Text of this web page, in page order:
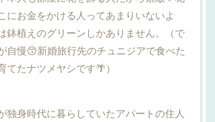
にお金をかける人ってあまりいないよ
鉢植えのグリーンしかありません。（で
自慢😙新婚旅行先のチュニジアで食べた
てたナツメヤシです🌴）
独身時代に暮らしていたアパートの住人